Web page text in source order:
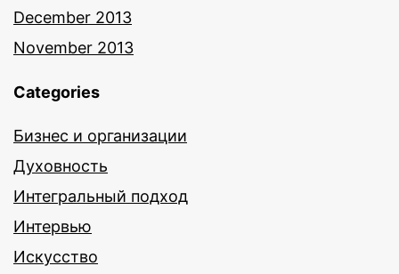
December 2013
November 2013
Categories
Бизнес и организации
Духовность
Интегральный подход
Интервью
Искусство